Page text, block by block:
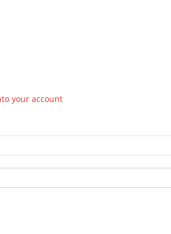
your account